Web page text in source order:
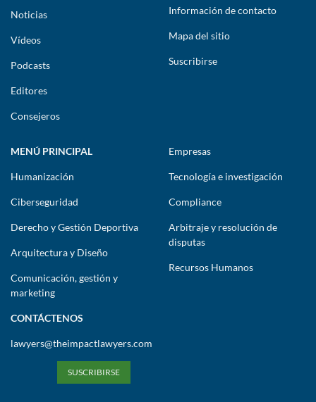
Noticias
Vídeos
Podcasts
Editores
Consejeros
Información de contacto
Mapa del sitio
Suscribirse
MENÚ PRINCIPAL
Humanización
Ciberseguridad
Derecho y Gestión Deportiva
Arquitectura y Diseño
Comunicación, gestión y
marketing
Empresas
Tecnología e investigación
Compliance
Arbitraje y resolución de
disputas
Recursos Humanos
CONTÁCTENOS
lawyers@theimpactlawyers.com
SUSCRIBIRSE